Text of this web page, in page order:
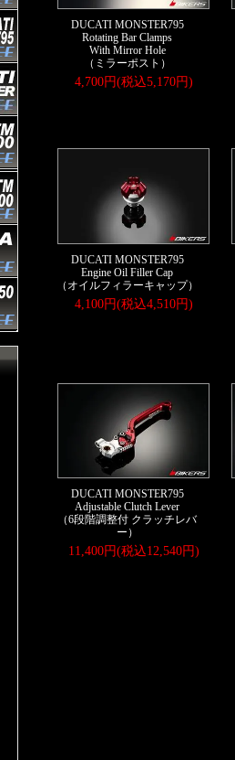
DUCATI MONSTER795
Rotating Bar Clamps
With Mirror Hole
（ミラーポスト）
4,700円(税込5,170円)
DUCATI MONSTER795
Engine Oil Filler Cap
（オイルフィラーキャップ）
4,100円(税込4,510円)
DUCATI MONSTER795
Adjustable Clutch Lever
（6段階調整付 クラッチレバ
ー）
11,400円(税込12,540円)